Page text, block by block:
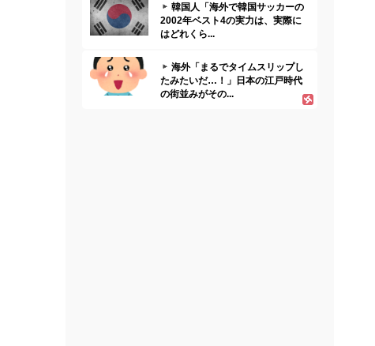
韓国人「海外で韓国サッカーの
2002年ベスト4の実力は、実際に
はどれくら...
海外「まるでタイムスリップし
たみたいだ…！」日本の江戸時代
の街並みがその...